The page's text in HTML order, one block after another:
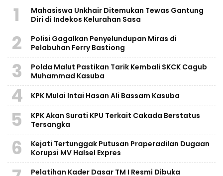
1
Mahasiswa Unkhair Ditemukan Tewas Gantung
Diri di Indekos Kelurahan Sasa
2
Polisi Gagalkan Penyelundupan Miras di
Pelabuhan Ferry Bastiong
3
Polda Malut Pastikan Tarik Kembali SKCK Cagub
Muhammad Kasuba
4 KPK Mulai Intai Hasan Ali Bassam Kasuba
5
KPK Akan Surati KPU Terkait Cakada Berstatus
Tersangka
6
Kejati Tertunggak Putusan Praperadilan Dugaan
Korupsi MV Halsel Expres
Pelatihan Kader Dasar TM I Resmi Dibuka